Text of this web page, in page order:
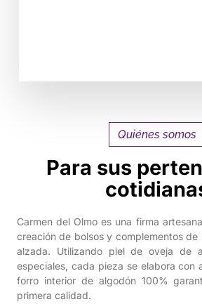
Quiénes somos
Para sus
Carmen del Olmo es una firma
creación de bolsos y complementos
alzada. Utilizando piel de oveja de
especiales, cada pieza se elabora con
forro interior de algodón 100%
primera calidad.